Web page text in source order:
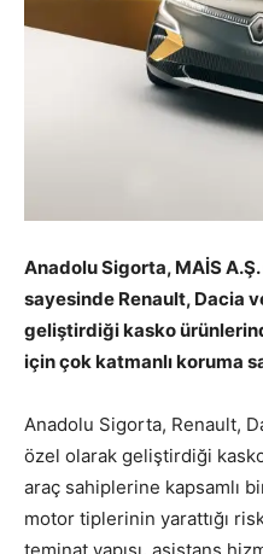
Anadolu Sigorta, MAİS
sayesinde Renault, Dacia
geliştirdiği kasko
için çok katmanlı koruma
Anadolu Sigorta, Renault,
özel olarak geliştirdiği
araç sahiplerine kapsamlı
motor tiplerinin yarattığı